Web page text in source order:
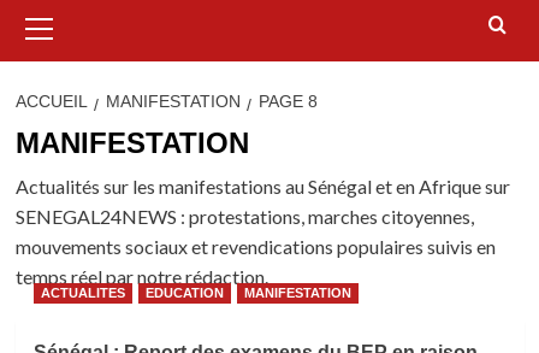
principal
ACCUEIL MANIFESTATION PAGE 8
MANIFESTATION
Actualités sur les manifestations au Sénégal et en Afrique sur
SENEGAL24NEWS : protestations, marches citoyennes,
mouvements sociaux et revendications populaires suivis en
temps réel par notre rédaction.
ACTUALITES EDUCATION MANIFESTATION